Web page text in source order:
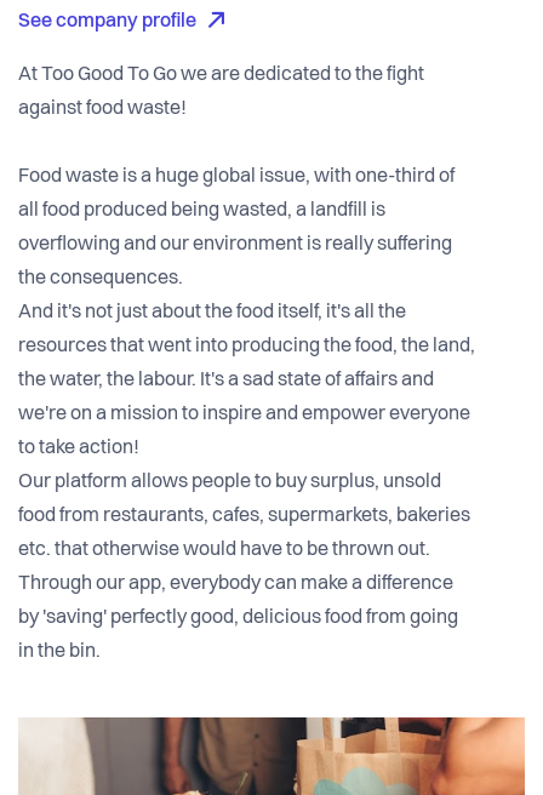
See company profile
At Too Good To Go we are dedicated to the fight
against food waste!
Food waste is a huge global issue, with one-third of
all food produced being wasted, a landfill is
overflowing and our environment is really suffering
the consequences.
And it's not just about the food itself, it's all the
resources that went into producing the food, the land,
the water, the labour. It's a sad state of affairs and
we're on a mission to inspire and empower everyone
to take action!
Our platform allows people to buy surplus, unsold
food from restaurants, cafes, supermarkets, bakeries
etc. that otherwise would have to be thrown out.
Through our app, everybody can make a difference
by 'saving'​ perfectly good, delicious food from going
in the bin.